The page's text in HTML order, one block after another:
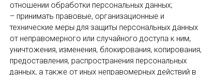
отношении обработки персональных данных;
– принимать правовые, организационные и
технические меры для защиты персональных данных
от неправомерного или случайного доступа к ним,
уничтожения, изменения, блокирования, копирования,
предоставления, распространения персональных
данных, а также от иных неправомерных действий в